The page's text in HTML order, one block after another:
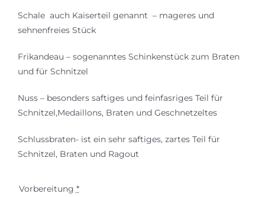
Schale auch Kaiserteil genannt – mageres und
sehnenfreies Stück
Frikandeau – sogenanntes Schinkenstück zum Braten
und für Schnitzel
Nuss – besonders saftiges und feinfasriges Teil für
Schnitzel,Medaillons, Braten und Geschnetzeltes
Schlussbraten- ist ein sehr saftiges, zartes Teil für
Schnitzel, Braten und Ragout
Vorbereitung *